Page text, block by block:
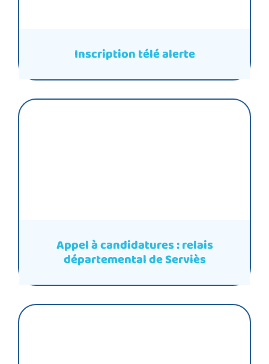
Inscription télé alerte
Appel à candidatures : relais
départemental de Serviès